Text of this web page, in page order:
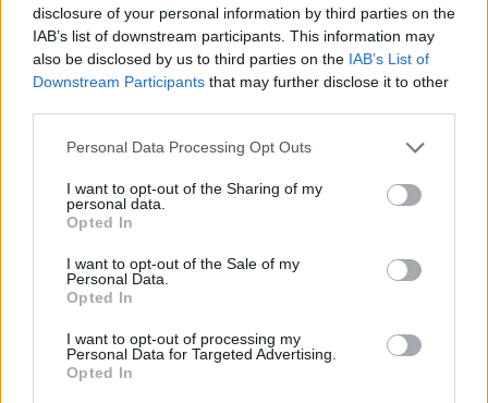
disclosure of your personal information by third parties on the
IAB’s list of downstream participants. This information may
also be disclosed by us to third parties on the IAB’s List of
Downstream Participants that may further disclose it to other
Personal Data Processing Opt Outs
I want to opt-out of the Sharing of my
personal data.
Opted In
I want to opt-out of the Sale of my
Personal Data.
Opted In
I want to opt-out of processing my
Personal Data for Targeted Advertising.
Opted In